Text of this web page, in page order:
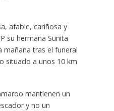
afable, cariñosa y
su hermana Sunita
mañana tras el funeral
situado a unos 10 km
mantienen un
y no un